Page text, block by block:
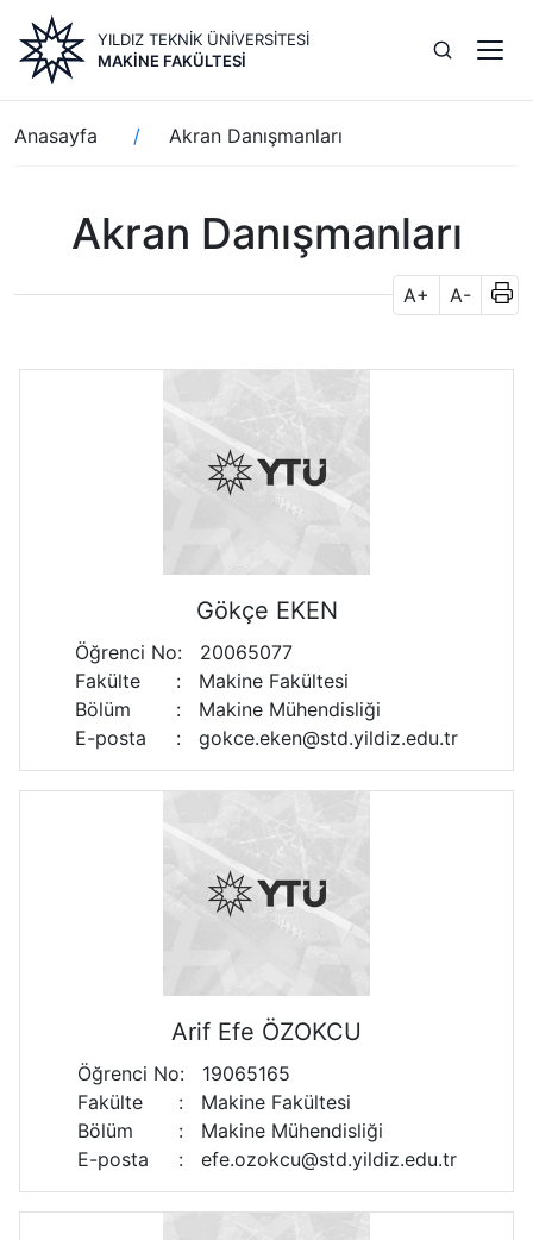
içeriğe
atla
YILDIZ TEKNİK ÜNİVERSİTESİ
MAKİNE FAKÜLTESİ
Sayfa
yolu
Anasayfa Akran Danışmanları
Akran Danışmanları
A+ A-
Gökçe EKEN
Öğrenci No:
20065077
Fakülte
:
Makine Fakültesi
Bölüm
:
Makine Mühendisliği
E-posta
: gokce.eken@std.yildiz.edu.tr
Arif Efe ÖZOKCU
Öğrenci No:
19065165
Fakülte
:
Makine Fakültesi
Bölüm
:
Makine Mühendisliği
E-posta
: efe.ozokcu@std.yildiz.edu.tr